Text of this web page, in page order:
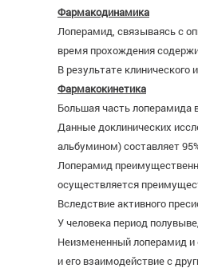
Фармакодинамика
Лоперамид, связываясь с
время прохождения
В результате
Фармакокинетика
Большая часть лоперамида
Данные доклинических
альбумином) составляет
Лоперамид
осуществляется
Вследствие активного
У человека период
Неизмененный лоперамид и
и его взаимодействие с